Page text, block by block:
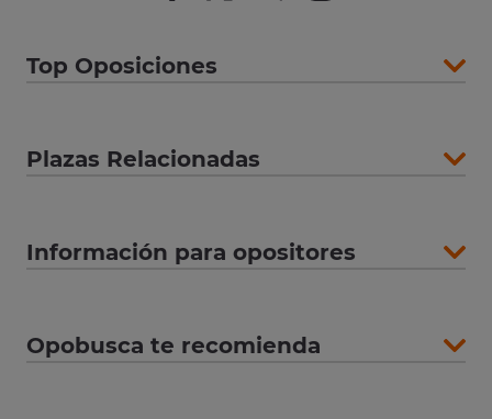
Top Oposiciones
Plazas Relacionadas
Información para opositores
Opobusca te recomienda